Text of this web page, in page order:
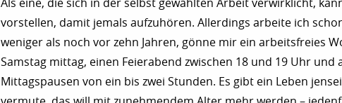
Als eine, die sich in der selbst gewählten Arbeit verwirklicht,
vorstellen, damit jemals aufzuhören. Allerdings arbeite ich
weniger als noch vor zehn Jahren, gönne mir ein arbeitsfreies
Samstag mittag, einen Feierabend zwischen 18 und 19 Uhr und
Mittagspausen von ein bis zwei Stunden. Es gibt ein Leben